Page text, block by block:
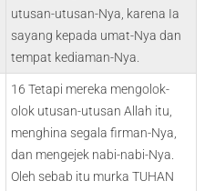
utusan-utusan-Nya, karena Ia
sayang kepada umat-Nya dan
tempat kediaman-Nya.
16 Tetapi mereka mengolok-
olok utusan-utusan Allah itu,
menghina segala firman-Nya,
dan mengejek nabi-nabi-Nya.
Oleh sebab itu murka TUHAN